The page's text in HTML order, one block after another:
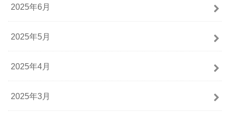
2025年6月
2025年5月
2025年4月
2025年3月